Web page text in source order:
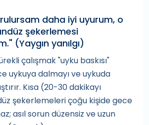
daha iyi uyurum, o
şekerlemesi
(Yaygın yanılgı)
çalışmak "uyku baskısı"
uykuya dalmayı ve uykuda
Kısa (20-30 dakikayı
şekerlemeleri çoğu kişide gece
asıl sorun düzensiz ve uzun